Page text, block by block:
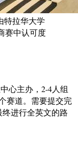
特拉华大学
赛中认可度
心主办，2-4人组
赛道。需要提交完
进行全英文的路